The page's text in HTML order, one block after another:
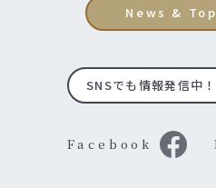
News &
SNSでも情報発信中
Facebook